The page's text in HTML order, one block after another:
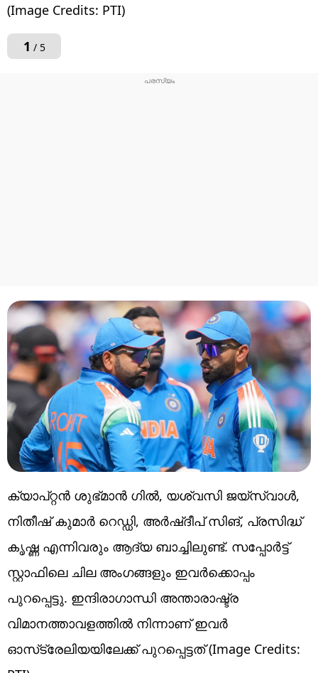
(Image Credits: PTI)
1 / 5
ക്യാപ്റ്റന്‍ ശുഭ്മാന്‍ ഗില്‍, യശ്വസി ജയ്‌സ്വാള്‍,
നിതീഷ് കുമാര്‍ റെഡ്ഡി, അര്‍ഷ്ദീപ് സിങ്, പ്രസിദ്ധ്
കൃഷ്ണ എന്നിവരും ആദ്യ ബാച്ചിലുണ്ട്. സപ്പോര്‍ട്ട്
സ്റ്റാഫിലെ ചില അംഗങ്ങളും ഇവര്‍ക്കൊപ്പം
പുറപ്പെട്ടു. ഇന്ദിരാഗാന്ധി അന്താരാഷ്ട്ര
വിമാനത്താവളത്തില്‍ നിന്നാണ് ഇവര്‍
ഓസ്‌ട്രേലിയയിലേക്ക് പുറപ്പെട്ടത് (Image Credits: